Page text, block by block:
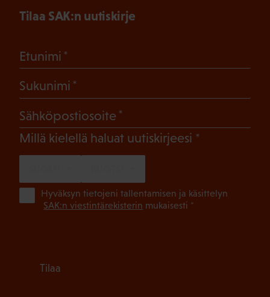
Tilaa SAK:n uutiskirje
Etunimi
Sukunimi
Sähköpostiosoite
Millä kielellä haluat uutiskirjeesi (Pakollinen)
Hyväksyn tietojeni tallentamisen ja käsittelyn
SAK:n viestintärekisterin mukaisesti *
Tilaa